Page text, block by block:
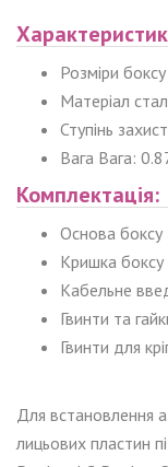
Розміри
Матеріал
Ступінь
Вага Вага:
Комплектація:
Основа боксу
Кришка
Кабельне
Гвинти та
Гвинти для
Для встановлення
лицьових пластин